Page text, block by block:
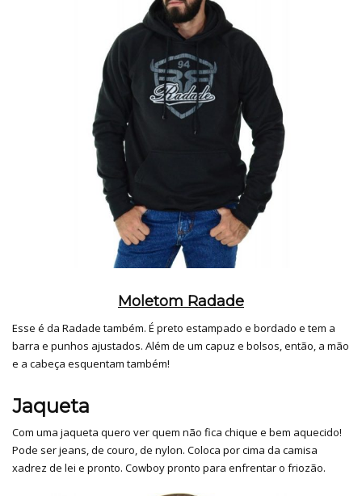
Moletom Radade
Esse é da Radade também. É preto estampado e bordado e tem a
barra e punhos ajustados. Além de um capuz e bolsos, então, a mão
e a cabeça esquentam também!
Jaqueta
Com uma jaqueta quero ver quem não fica chique e bem aquecido!
Pode ser jeans, de couro, de nylon. Coloca por cima da camisa
xadrez de lei e pronto. Cowboy pronto para enfrentar o friozão.